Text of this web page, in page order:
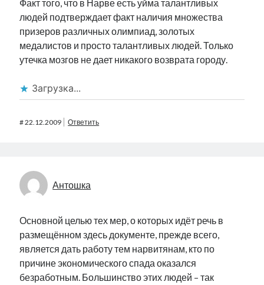
Факт того, что в Нарве есть уйма талантливых
людей подтверждает факт наличия множества
призеров различных олимпиад, золотых
медалистов и просто талантливых людей. Только
утечка мозгов не дает никакого возврата городу.
Загрузка...
#22.12.2009 Ответить
Антошка
Основной целью тех мер, о которых идёт речь в
размещённом здесь документе, прежде всего,
является дать работу тем нарвитянам, кто по
причине экономического спада оказался
безработным. Большинство этих людей – так